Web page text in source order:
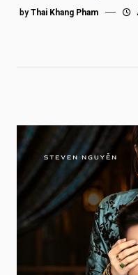
by Thai Khang Pham